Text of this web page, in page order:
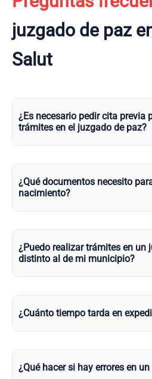
juzgado de paz
Salut
¿Es necesario pedir cita previa
trámites en el juzgado de paz?
¿Qué documentos necesito
nacimiento?
¿Puedo realizar trámites en un
distinto al de mi municipio?
¿Cuánto tiempo tarda en
¿Qué hacer si hay errores en